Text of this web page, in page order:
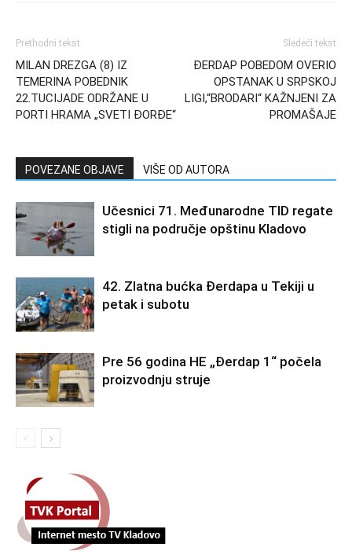
Prethodni tekst
MILAN DREZGA (8) IZ
TEMERINA POBEDNIK
22.TUCIJADE ODRŽANE U
PORTI HRAMA „SVETI ĐORĐE“
Sledeći tekst
ĐERDAP POBEDOM OVERIO
OPSTANAK U SRPSKOJ
LIGI,“BRODARI“ KAŽNJENI ZA
PROMAŠAJE
POVEZANE OBJAVE VIŠE OD AUTORA
Učesnici 71. Međunarodne TID regate
stigli na područje opštinu Kladovo
42. Zlatna bućka Đerdapa u Tekiji u
petak i subotu
Pre 56 godina HE „Đerdap 1“ počela
proizvodnju struje